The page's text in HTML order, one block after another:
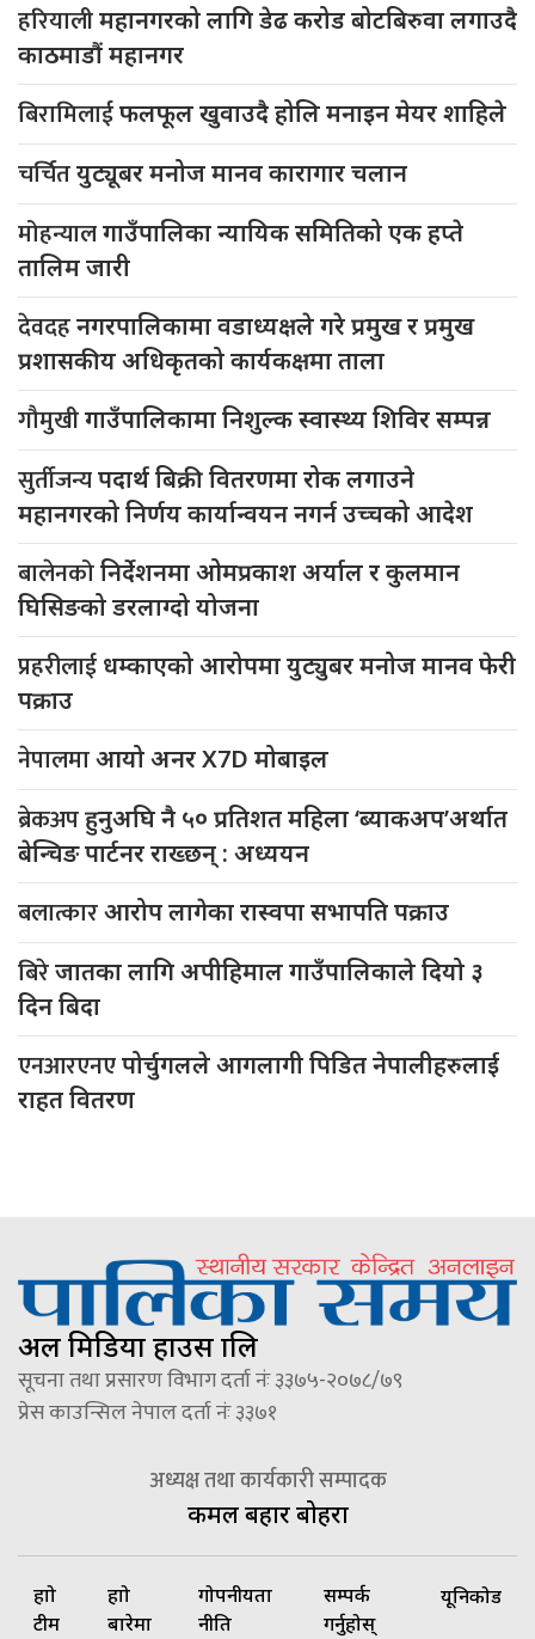
हरियालीमहानगरको लागि डेढ करोड बोटबिरुवा लगाउदै
काठमाडौं महानगर
बिरामिलाईफलफूल खुवाउदै होलि मनाइन मेयर शाहिले
चर्चितयुट्यूबर मनोज मानव कारागार चलान
मोहन्यालगाउँपालिका न्यायिक समितिको एक हप्ते
तालिम जारी
देवदहनगरपालिकामा वडाध्यक्षले गरे प्रमुख र प्रमुख
प्रशासकीय अधिकृतको कार्यकक्षमा ताला
गौमुखीगाउँपालिकामा निशुल्क स्वास्थ्य शिविर सम्पन्न
सुर्तीजन्यपदार्थ बिक्री वितरणमा रोक लगाउने
महानगरको निर्णय कार्यान्वयन नगर्न उच्चको आदेश
बालेनकोनिर्देशनमा ओमप्रकाश अर्याल र कुलमान
घिसिङको डरलाग्दो योजना
प्रहरीलाई धम्काएको आरोपमा युट्युबर मनोज मानव फेरी
पक्राउ
नेपालमाआयो अनर X7D मोबाइल
ब्रेकअपहुनुअघि नै ५० प्रतिशत महिला ‘ब्याकअप’अर्थात
बेन्चिङ पार्टनर राख्छन् : अध्ययन
बलात्कारआरोप लागेका रास्वपा सभापति पक्राउ
बिरेजातका लागि अपीहिमाल गाउँपालिकाले दियो ३
दिन बिदा
एनआरएनएपोर्चुगलले आगलागी पिडित नेपालीहरुलाई
राहत वितरण
अल मिडिया हाउस प्रालि
सूचना तथा प्रसारण विभाग दर्ता नंः ३३७५-२०७८/७९
प्रेस काउन्सिल नेपाल दर्ता नंः ३३७१
अध्यक्ष तथा कार्यकारी सम्पादक
कमल बहादुर बोहरा
हाम्रो
टीम
हाम्रो
बारेमा
गोपनीयता
नीति
सम्पर्क
गर्नुहोस्
यूनिकोड